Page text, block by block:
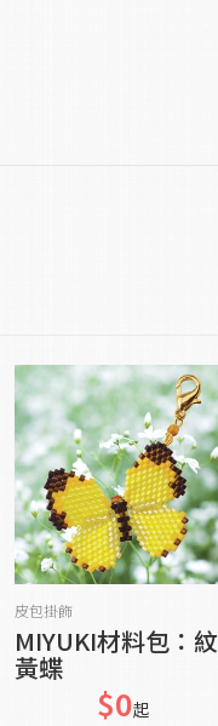
皮包掛飾
MIYUKI材料包：紋
黃蝶
$0起